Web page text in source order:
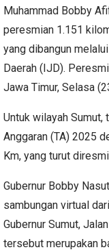
Muhammad Bobby
peresmian 1.151
yang dibangun
Daerah (IJD).
Jawa Timur, Selasa
Untuk wilayah Sumut,
Anggaran (TA) 2025
Km, yang turut
Gubernur Bobby
sambungan virtual
Gubernur Sumut,
tersebut merupakan